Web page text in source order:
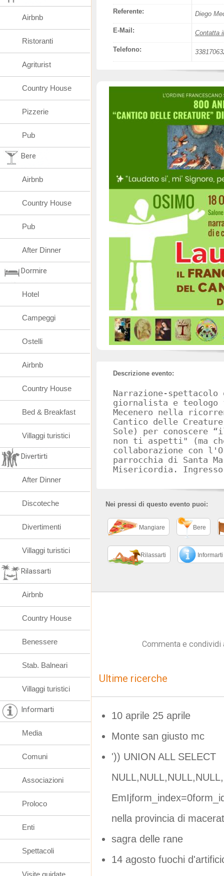
Referente: Diego
E-Mail: Contatta
Telefono:
Descrizione evento:
Narrazione-
giornalista e teologo
Mecenero nella
Cantico delle
Sole) per conoscere
non ti aspetti" (ma
collaborazione con
parrocchia di Santa
Misericordia.
Nei pressi di questo evento puoi:
Mangiare Bere
Rilassarti Informarti
Commenta e
Ultime ricerche
10 aprile 25 aprile
Monte san giusto mc
')) UNION ALL SELECT
nella provincia di
sagra delle rane
14 agosto fuochi
Airbnb
Ristoranti
Agriturist
Country House
Pizzerie
Pub
Bere
Airbnb
Country House
Pub
After Dinner
Dormire
Hotel
Campeggi
Ostelli
Airbnb
Country House
Bed & Breakfast
Villaggi turistici
Divertirti
After Dinner
Discoteche
Divertimenti
Villaggi turistici
Rilassarti
Airbnb
Country House
Benessere
Stab. Balneari
Villaggi turistici
Informarti
Media
Comuni
Associazioni
Proloco
Enti
Spettacoli
Visite guidate